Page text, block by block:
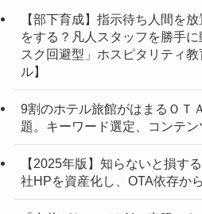
【部下育成】指示待ち人間を
をする？凡人スタッフを勝手
スク回避型」ホスピタリティ
ル】
9割のホテル旅館がはまるＯＴ
題。キーワード選定、コンテン
【2025年版】知らないと損す
社HPを資産化し、OTA依存か